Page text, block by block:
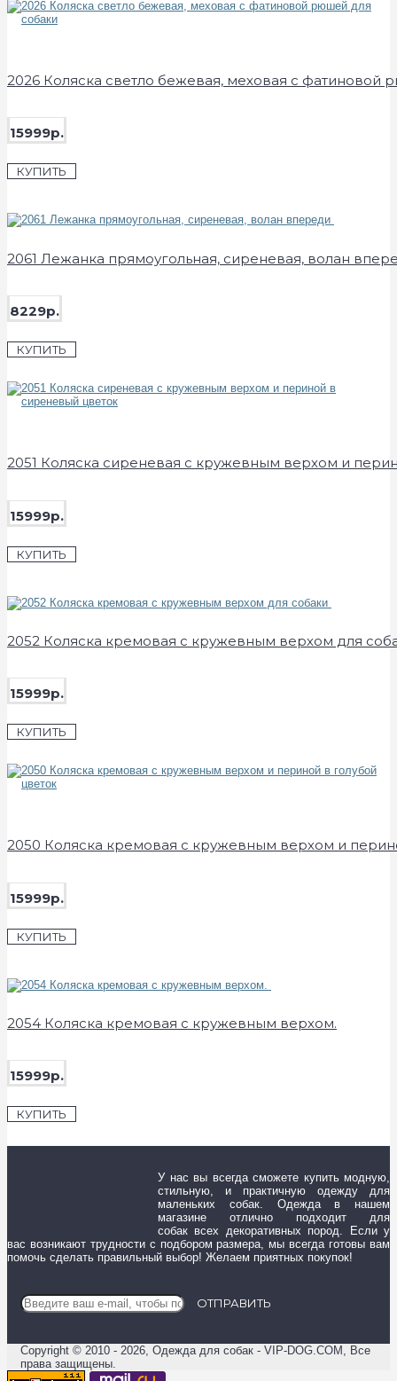
2026 Коляска светло бежевая, меховая с фатиновой
15999р.
КУПИТЬ
2061 Лежанка прямоугольная, сиреневая, волан
8229р.
КУПИТЬ
2051 Коляска сиреневая с кружевным верхом и
15999р.
КУПИТЬ
2052 Коляска кремовая с кружевным верхом для
15999р.
КУПИТЬ
2050 Коляска кремовая с кружевным верхом и
15999р.
КУПИТЬ
2054 Коляска кремовая с кружевным верхом.
15999р.
КУПИТЬ
У нас вы всегда сможете купить модную,
стильную, и практичную одежду для
маленьких собак. Одежда в нашем
магазине отлично подходит для
собак всех декоративных пород. Если у
вас возникают трудности с подбором размера, мы всегда готовы вам
помочь сделать правильный выбор! Желаем приятных покупок!
ОТПРАВИТЬ
Copyright © 2010 - 2026, Одежда для собак - VIP-DOG.COM, Все
права защищены.